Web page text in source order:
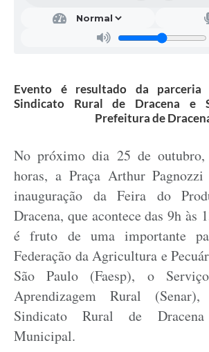
Evento é resultado da parceria
Sindicato Rural de Dracena e
Prefeitura de
No próximo dia 25 de
horas, a Praça Arthur
inauguração da Feira do
Dracena, que acontece das 9h
é fruto de uma importante
Federação da Agricultura e
São Paulo (Faesp), o
Aprendizagem Rural
Sindicato Rural de
Municipal.